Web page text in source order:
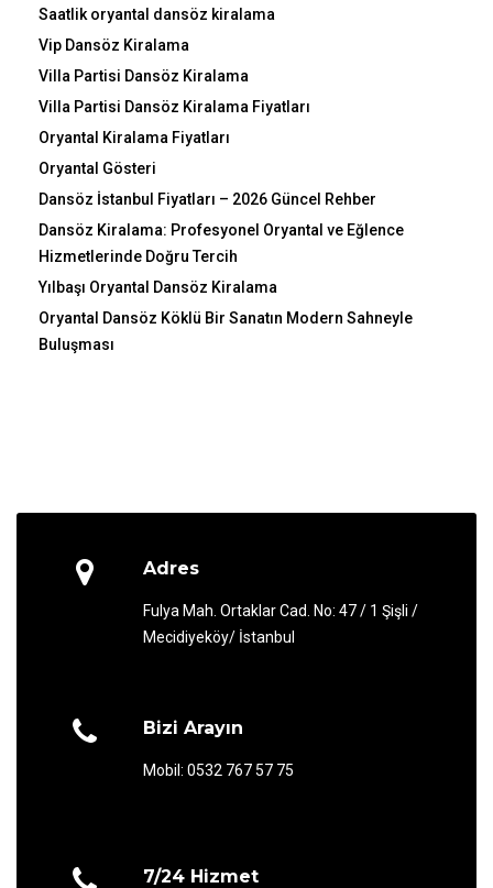
Saatlik oryantal dansöz kiralama
Vip Dansöz Kiralama
Villa Partisi Dansöz Kiralama
Villa Partisi Dansöz Kiralama Fiyatları
Oryantal Kiralama Fiyatları
Oryantal Gösteri
Dansöz İstanbul Fiyatları – 2026 Güncel Rehber
Dansöz Kiralama: Profesyonel Oryantal ve Eğlence
Hizmetlerinde Doğru Tercih
Yılbaşı Oryantal Dansöz Kiralama
Oryantal Dansöz Köklü Bir Sanatın Modern Sahneyle
Buluşması
Adres
Fulya Mah. Ortaklar Cad. No: 47 / 1 Şişli /
Mecidiyeköy/ İstanbul
Bizi Arayın
Mobil: 0532 767 57 75
7/24 Hizmet